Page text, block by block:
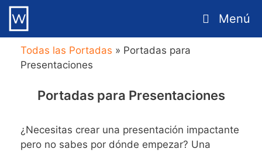
Saltar
contenido
Menú
Todas las Portadas » Portadas para
Presentaciones
Portadas para Presentaciones
¿Necesitas crear una presentación impactante
pero no sabes por dónde empezar? Una